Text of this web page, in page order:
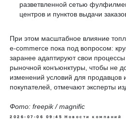
разветвленной сетью
центров и пунктов выдачи
При этом масштабное влияние
e-commerce пока под вопросом:
заранее адаптируют свои
рыночной конъюнктуры, чтобы не
изменений условий для продавцов
покупателей, отмечают эксперты
Фото: freepik / magnific
2026-07-06 09:45 Новости компаний